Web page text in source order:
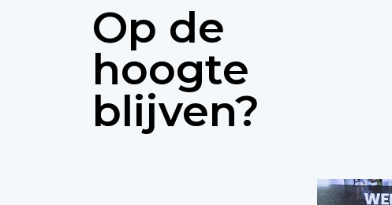
Op de
hoogte
blijven?